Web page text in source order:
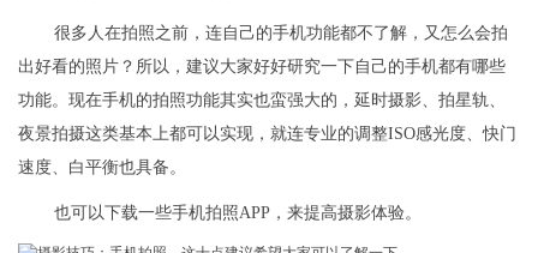
很多人在拍照之前，连自己的手机功能都不了解，又怎么会拍
出好看的照片？所以，建议大家好好研究一下自己的手机都有哪些
功能。现在手机的拍照功能其实也蛮强大的，延时摄影、拍星轨、
夜景拍摄这类基本上都可以实现，就连专业的调整ISO感光度、快门
速度、白平衡也具备。
也可以下载一些手机拍照APP，来提高摄影体验。